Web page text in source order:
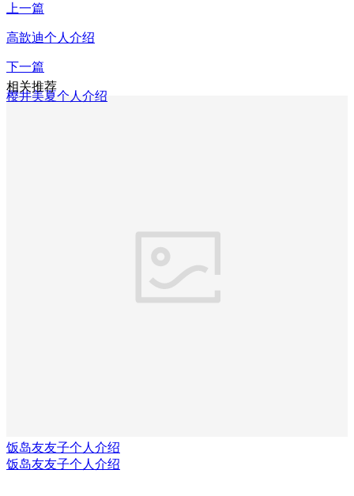
上一篇
高歆迪个人介绍
下一篇
樱井美夏个人介绍
相关推荐
饭岛友友子个人介绍
饭岛友友子个人介绍